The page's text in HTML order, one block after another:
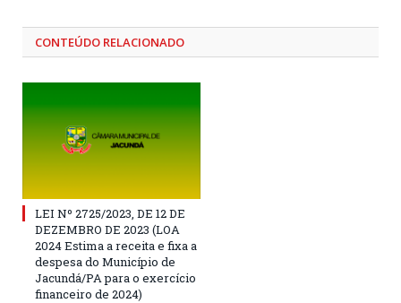
CONTEÚDO RELACIONADO
LEI Nº 2725/2023, DE 12 DE
DEZEMBRO DE 2023 (LOA
2024 Estima a receita e fixa a
despesa do Município de
Jacundá/PA para o exercício
financeiro de 2024)